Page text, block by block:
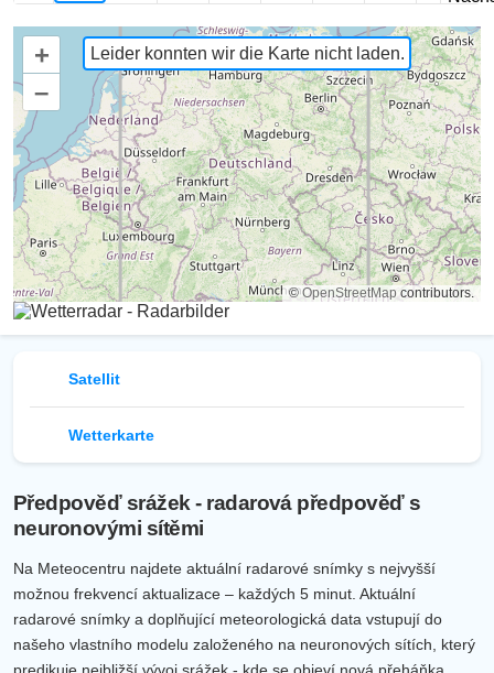
Leider konnten wir die Karte nicht laden.
+
–
©OpenStreetMap contributors.
Satellit
Wetterkarte
Předpověď srážek - radarová předpověď s
neuronovými sítěmi
Na Meteocentru najdete aktuální radarové snímky s nejvyšší
možnou frekvencí aktualizace – každých 5 minut. Aktuální
radarové snímky a doplňující meteorologická data vstupují do
našeho vlastního modelu založeného na neuronových sítích, který